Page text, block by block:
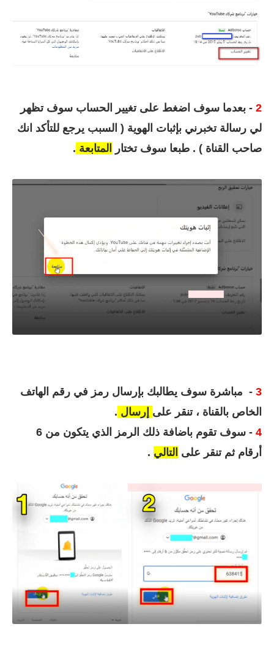
2 - بعدما سوف اضغط على تغيير الحساب سوف تظهر
لي رسالة تخبرني بإثبات الهوية ( السبب يرجع للتأكد انك
صاحب القناة ) . طبعا سوف تختار
المتابعة .
3 - مباشرة سوف يطالبك بإرسال رمز في رقم الهاتف
الخاص بالقناة ، تنقر على إرسال .
4
- سوف تقوم باضافة ذلك الرمز الذي يتكون من 6
أرقام ثم تنقر على التالي .